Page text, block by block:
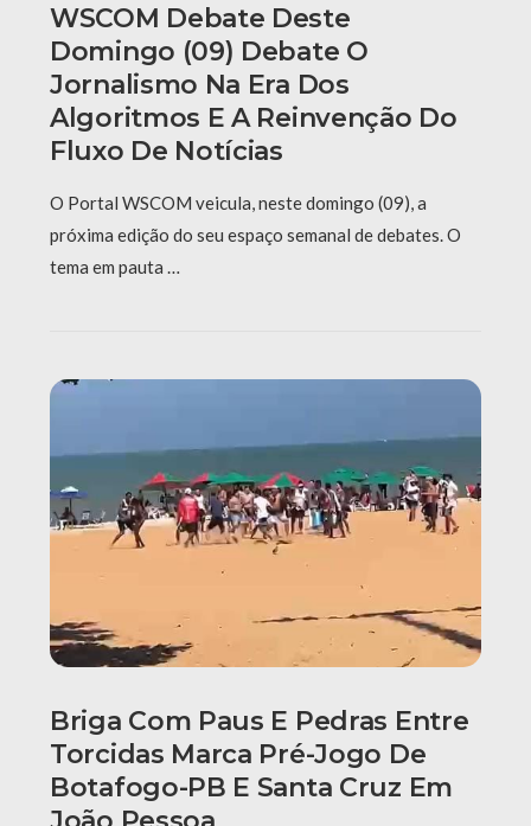
WSCOM Debate Deste
Domingo (09) Debate O
Jornalismo Na Era Dos
Algoritmos E A Reinvenção Do
Fluxo De Notícias
O Portal WSCOM veicula, neste domingo (09), a
próxima edição do seu espaço semanal de debates. O
tema em pauta …
Briga Com Paus E Pedras Entre
Torcidas Marca Pré-Jogo De
Botafogo-PB E Santa Cruz Em